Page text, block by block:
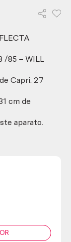
/85 – WILL
Capri. 27
cm de
aparato.